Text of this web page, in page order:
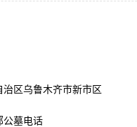
治区乌鲁木齐市新市区
公墓电话